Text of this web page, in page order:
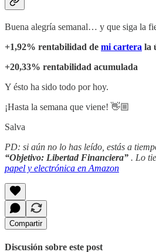
Buena alegría semanal… y que siga la
+1,92% rentabilidad de mi cartera la
+20,33% rentabilidad acumulada
Y ésto ha sido todo por hoy.
¡Hasta la semana que viene! 👋🏼
Salva
PD: si aún no lo has leído, estás a
“Objetivo: Libertad Financiera” . Lo
papel y electrónica en Amazon
Compartir
Discusión sobre este post